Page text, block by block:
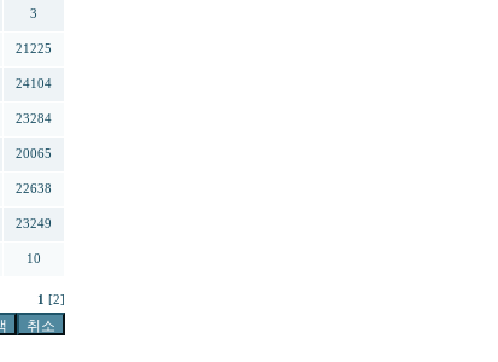
3
21225
24104
23284
20065
22638
23249
10
1 [2]